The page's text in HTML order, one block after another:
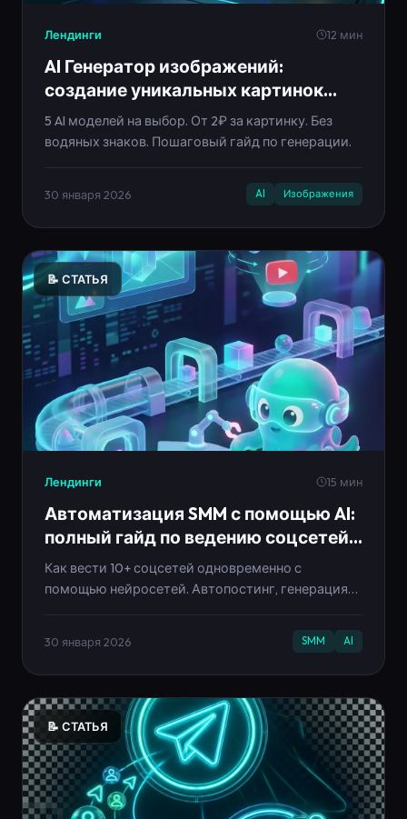
Лендинги 12 мин
AI Генератор изображений:
создание уникальных картинок
нейросетью
5 AI моделей на выбор. От 2₽ за картинку. Без
водяных знаков. Пошаговый гайд по генерации.
30 января 2026 AI Изображения
📝 СТАТЬЯ
Лендинги 15 мин
Автоматизация SMM с помощью AI:
полный гайд по ведению соцсетей
на автомате
Как вести 10+ соцсетей одновременно с
помощью нейросетей. Автопостинг, генерация
30 января 2026 SMM AI
📝 СТАТЬЯ